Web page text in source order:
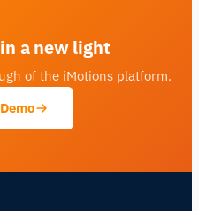
a new light
of the iMotions platform.